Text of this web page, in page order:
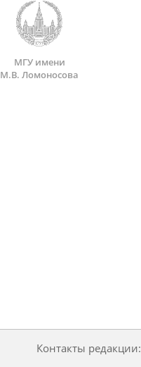
МГУ имени
М.В. Ломоносова
Контакты редакции: